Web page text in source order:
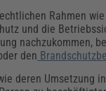
Rahmen
und die
nachzukommen,
den
deren